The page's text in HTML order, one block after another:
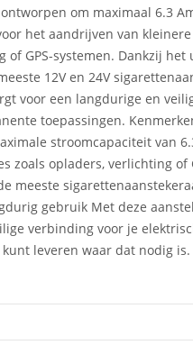
om maximaal 6.3
het aandrijven van
of GPS-systemen. Dankzij
12V en 24V
voor een langdurige en
toepassingen.
stroomcapaciteit van
zoals opladers, verlichting of
meeste
gebruik Met deze
verbinding voor je
leveren waar dat nodig